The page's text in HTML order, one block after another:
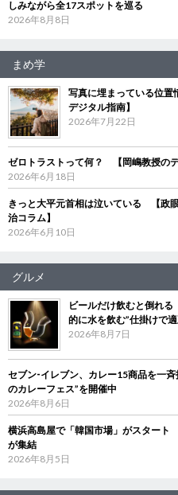
しみながら全17スポットを巡る
2026年8月8日
まめ学
写真に埋まっている位
デジタル指南】
2026年7月22日
ゼロトラストって何？ 【岡嶋教授のデ
2026年6月18日
きっと大平元首相は泣いている 【政
治コラム】
2026年6月10日
グルメ
ビールだけ飲むと倒れ
的に水を飲む”仕掛けで
2026年8月7日
セブン‐イレブン、カレー15商品を一
のカレーフェス”を開催中
2026年8月6日
横浜高島屋で「韓国市場」がスター
が集結
2026年8月5日